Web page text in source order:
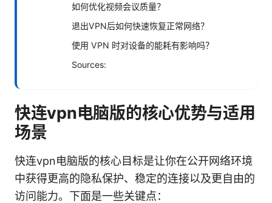
如何优化视频会议质量？
退出VPN后如何快速恢复正常网络？
使用 VPN 时对设备的能耗有影响吗？
Sources:
快连vpn电脑版的核心优势与适用
场景
快连vpn电脑版的核心目标是让你在公开网络环境
中获得更高的隐私保护、稳定的连接以及更自由的
访问能力。下面是一些关键点：